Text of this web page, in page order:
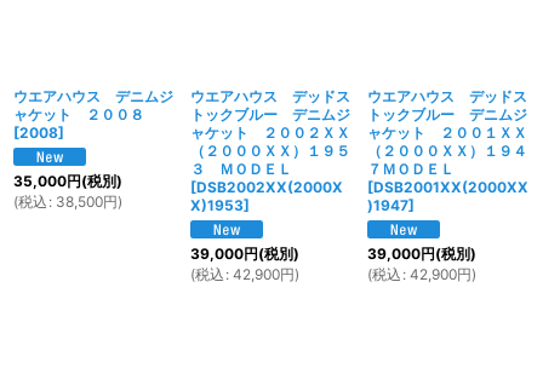
ウエアハウス デニムジ
ャケット ２００８
[2008]
35,000円(税別)
(税込 : 38,500円)
ウエアハウス デッドス
トックブルー デニムジ
ャケット ２００２ＸＸ
（２０００ＸＸ）１９５
３ ＭＯＤＥＬ
[DSB2002XX(2000X
X)1953]
39,000円(税別)
(税込 : 42,900円)
ウエアハウス デッドス
トックブルー デニムジ
ャケット ２００１ＸＸ
（２０００ＸＸ）１９４
７ＭＯＤＥＬ
[DSB2001XX(2000XX
)1947]
39,000円(税別)
(税込 : 42,900円)